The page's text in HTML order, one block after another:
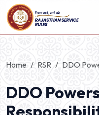
Home RSR DDO
DDO